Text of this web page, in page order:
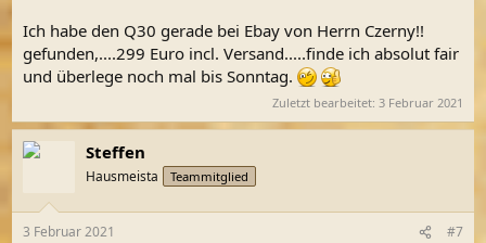
Ich habe den Q30 gerade bei Ebay von Herrn Czerny!!
gefunden,....299 Euro incl. Versand.....finde ich absolut fair
und überlege noch mal bis Sonntag.
Zuletzt bearbeitet: 3 Februar 2021
Steffen
Hausmeista Teammitglied
3 Februar 2021 #7